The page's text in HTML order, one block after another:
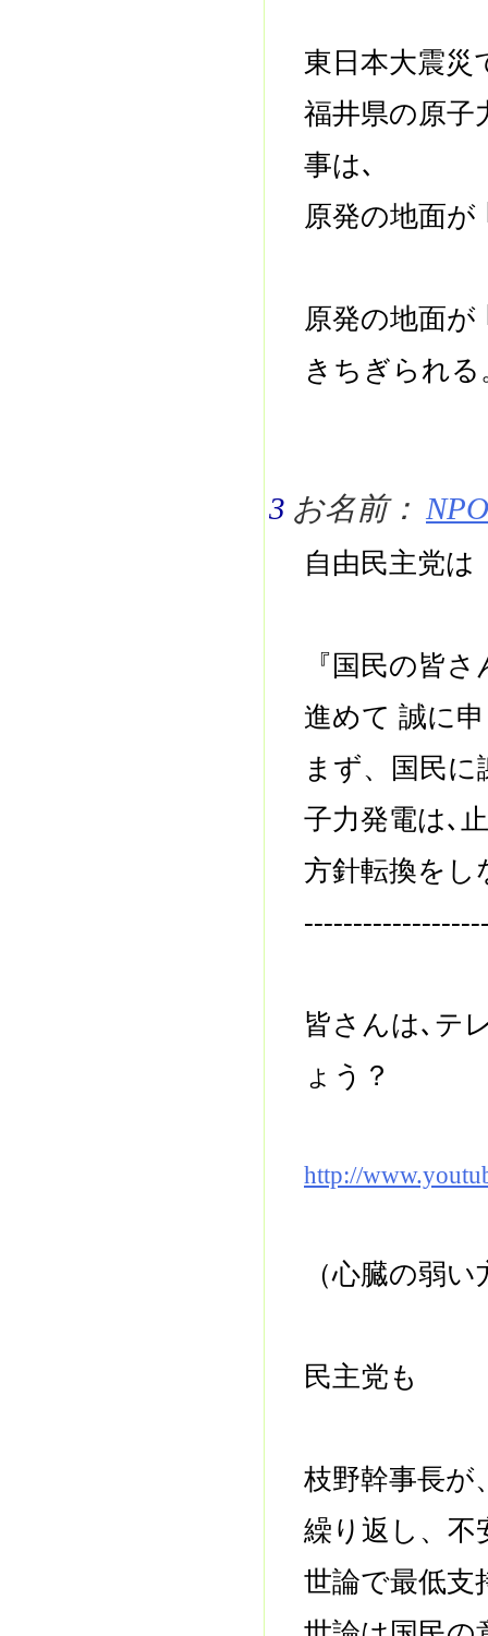
東日本大震災
福井県の原子
事は､
原発の地面
原発の地面が
きちぎられ
3 お名前：
自由民主党は
『国民の皆
進めて 誠に
まず、国民
子力発電は､
方針転換をし
皆さんは､テ
ょう？
http://
（心臓の弱
民主党も
枝野幹事長が
繰り返し、不
世論で最低支